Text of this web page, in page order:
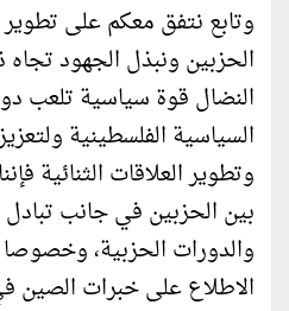
وتابع نتفق معكم على تطوير
الحزبين ونبذل الجهود
النضال قوة سياسية تلعب
السياسية الفلسطينية
وتطوير العلاقات الثنائية
بين الحزبين في جانب تبادل
والدورات الحزبية،
الاطلاع على خبرات الصين